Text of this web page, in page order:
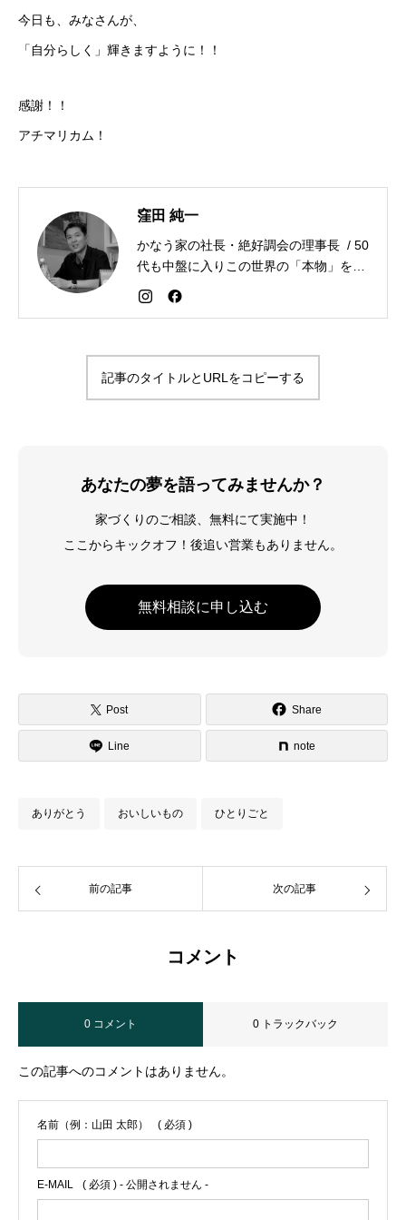
今日も、みなさんが、
「自分らしく」輝きますように！！
感謝！！
アチマリカム！
窪田 純一
かなう家の社長・絶好調会の理事長 / 50
代も中盤に入りこの世界の「本物」を追
求しながら「感謝が人生を変える」こと
を広める生き方を目指している。好きな
記事のタイトルとURLをコピーする
あなたの夢を語ってみませんか？
家づくりのご相談、無料にて実施中！
ここからキックオフ！後追い営業もありません。
無料相談に申し込む
Post Share
Line note
ありがとう おいしいもの ひとりごと
前の記事 次の記事
コメント
0 コメント 0 トラックバック
この記事へのコメントはありません。
名前（例：山田 太郎） ( 必須 )
E-MAIL ( 必須 ) - 公開されません -